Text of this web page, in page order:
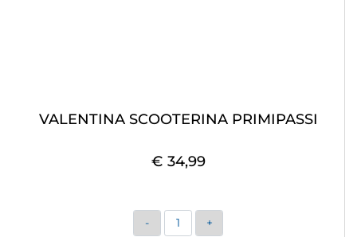
VALENTINA SCOOTERINA PRIMIPASSI
€ 34,99
Quantità